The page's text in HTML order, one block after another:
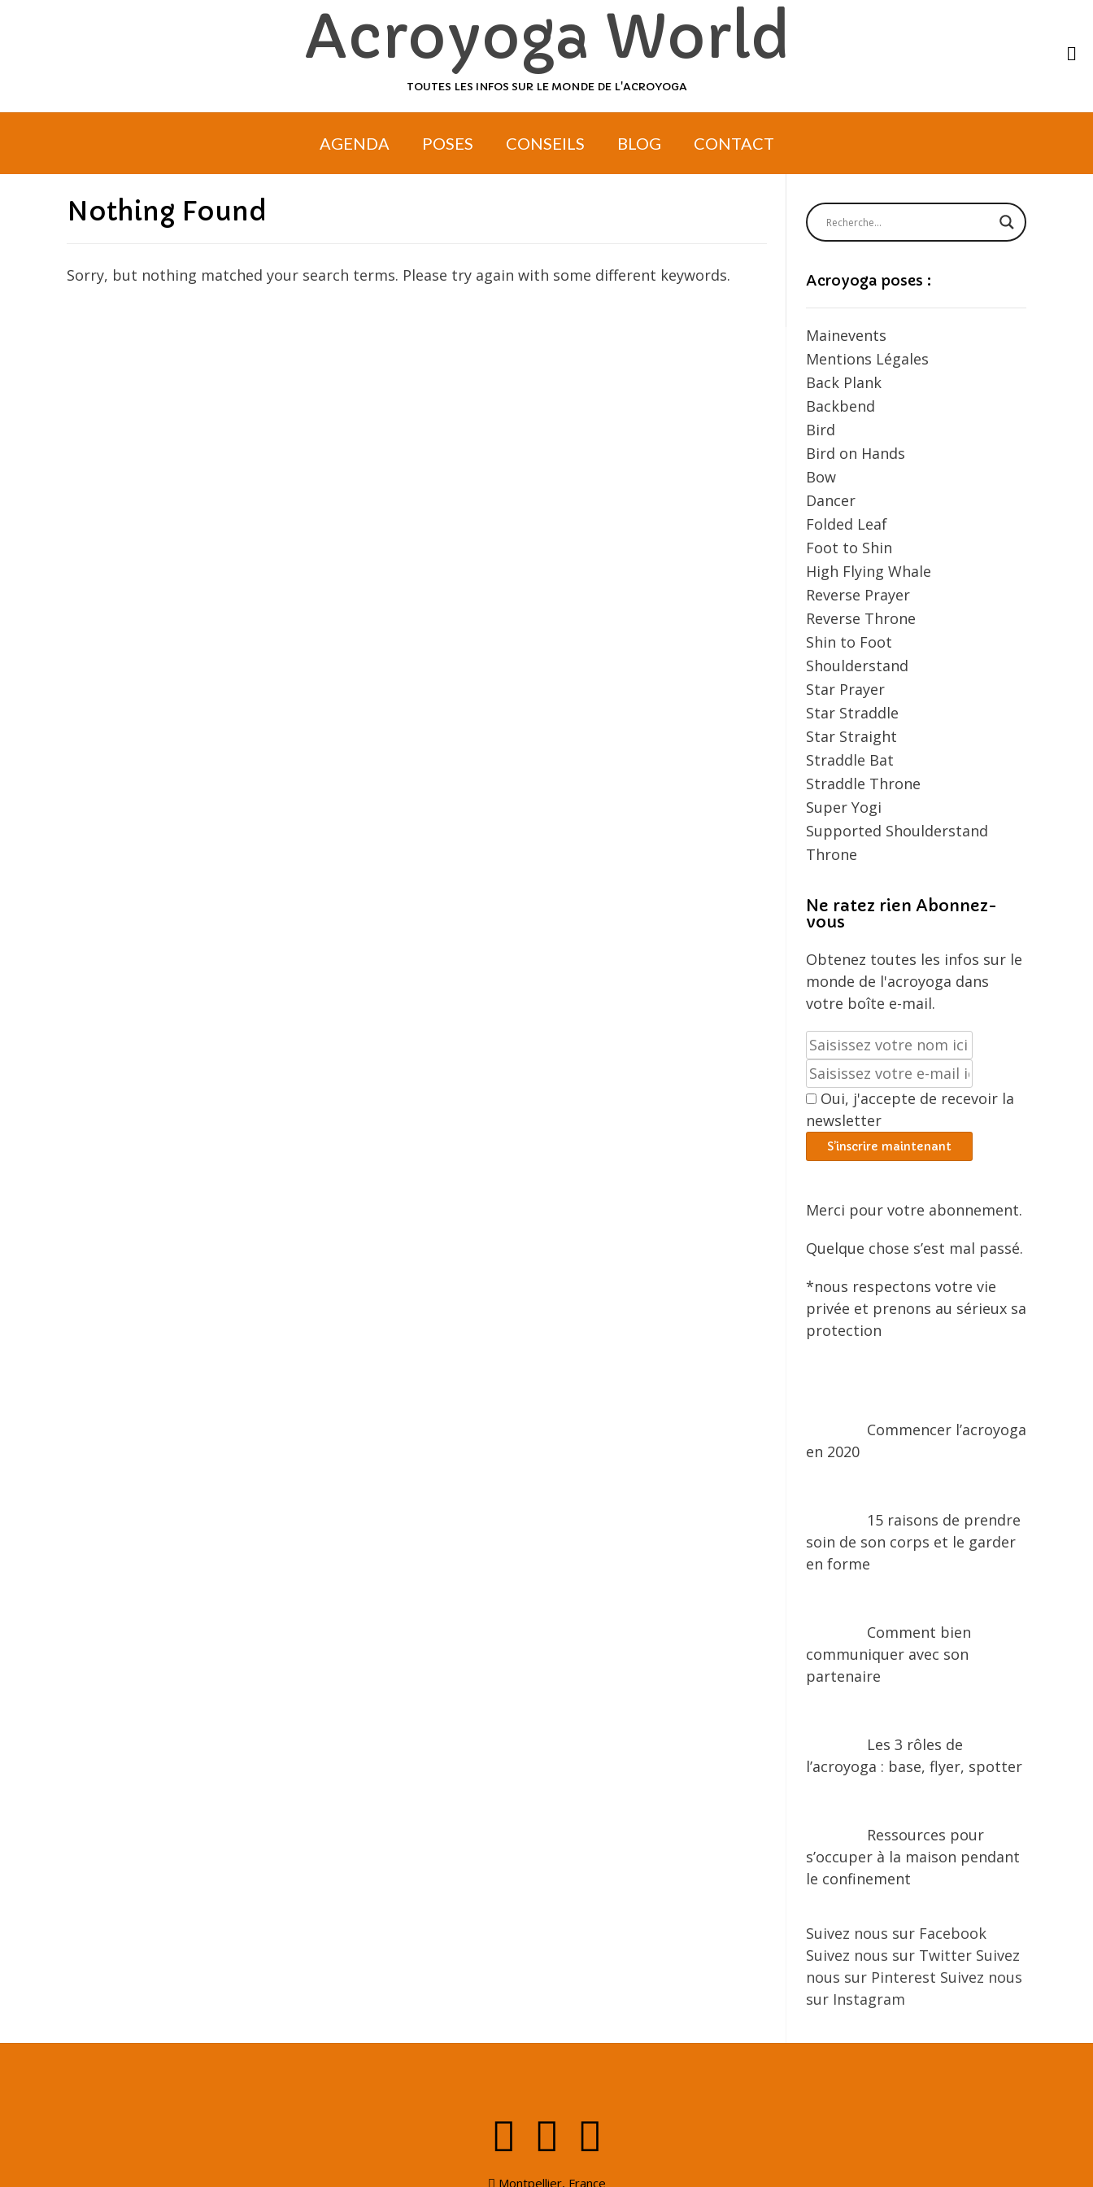
Acroyoga World
TOUTES LES INFOS SUR LE MONDE DE L'ACROYOGA
AGENDA POSES CONSEILS BLOG CONTACT
Nothing Found
Sorry, but nothing matched your search terms. Please try again with some different keywords. Acroyoga poses :
Mainevents
Mentions Légales
Back Plank
Backbend
Bird
Bird on Hands
Bow
Dancer
Folded Leaf
Foot to Shin
High Flying Whale
Reverse Prayer
Reverse Throne
Shin to Foot
Shoulderstand
Star Prayer
Star Straddle
Star Straight
Straddle Bat
Straddle Throne
Super Yogi
Supported Shoulderstand
Throne
Ne ratez rien Abonnez-
vous
Obtenez toutes les infos sur le
monde de l'acroyoga dans
votre boîte e-mail.
Oui, j'accepte de recevoir la
newsletter
Merci pour votre abonnement.
Quelque chose s’est mal passé.
*nous respectons votre vie
privée et prenons au sérieux sa
protection
Commencer l’acroyoga
en 2020
15 raisons de prendre
soin de son corps et le garder
en forme
Comment bien
communiquer avec son
partenaire
Les 3 rôles de
l’acroyoga : base, flyer, spotter
Ressources pour
s’occuper à la maison pendant
le confinement
Suivez nous sur Facebook
Suivez nous sur Twitter Suivez
nous sur Pinterest Suivez nous
sur Instagram
Montpellier, France